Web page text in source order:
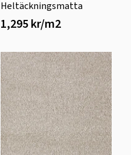
Heltäckningsmatta
1,295 kr/m2